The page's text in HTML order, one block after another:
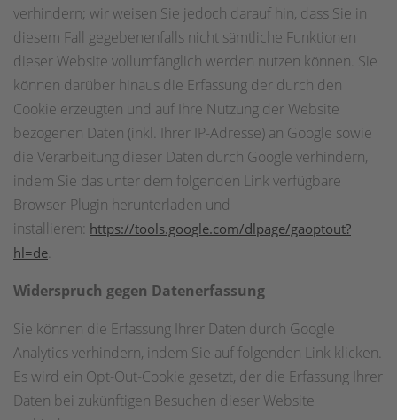
verhindern; wir weisen Sie jedoch darauf hin, dass Sie in
diesem Fall gegebenenfalls nicht sämtliche Funktionen
dieser Website vollumfänglich werden nutzen können. Sie
können darüber hinaus die Erfassung der durch den
Cookie erzeugten und auf Ihre Nutzung der Website
bezogenen Daten (inkl. Ihrer IP-Adresse) an Google sowie
die Verarbeitung dieser Daten durch Google verhindern,
indem Sie das unter dem folgenden Link verfügbare
Browser-Plugin herunterladen und
installieren: https://tools.google.com/dlpage/gaoptout?
hl=de.
Widerspruch gegen Datenerfassung
Sie können die Erfassung Ihrer Daten durch Google
Analytics verhindern, indem Sie auf folgenden Link klicken.
Es wird ein Opt-Out-Cookie gesetzt, der die Erfassung Ihrer
Daten bei zukünftigen Besuchen dieser Website